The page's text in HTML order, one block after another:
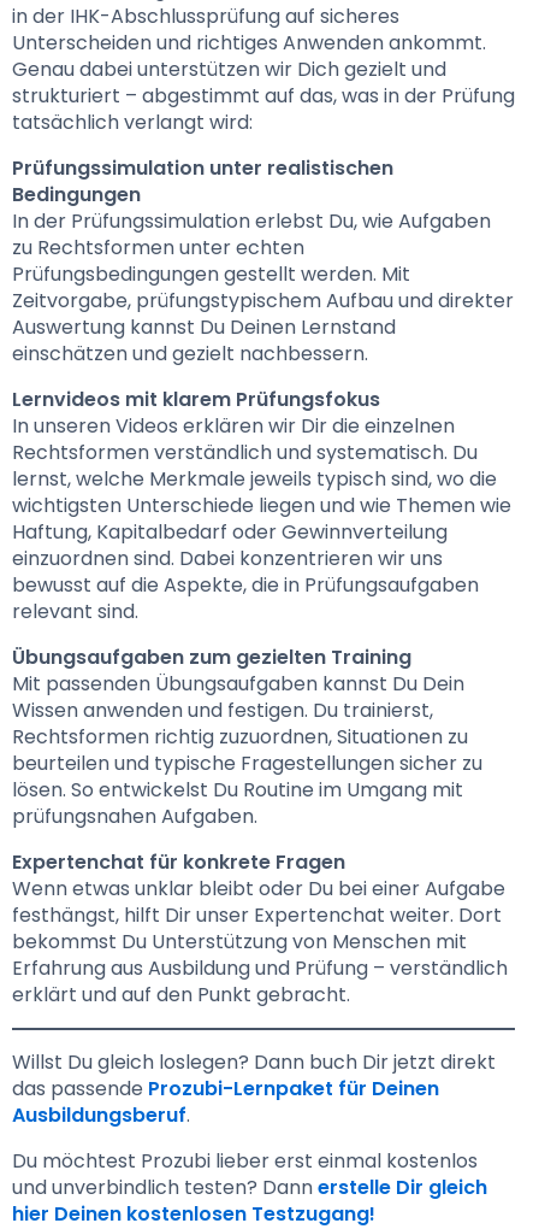
in der IHK-Abschlussprüfung auf sicheres
Unterscheiden und richtiges Anwenden ankommt.
Genau dabei unterstützen wir Dich gezielt und
strukturiert – abgestimmt auf das, was in der Prüfung
tatsächlich verlangt wird:
Prüfungssimulation unter realistischen
Bedingungen
In der Prüfungssimulation erlebst Du, wie Aufgaben
zu Rechtsformen unter echten
Prüfungsbedingungen gestellt werden. Mit
Zeitvorgabe, prüfungstypischem Aufbau und direkter
Auswertung kannst Du Deinen Lernstand
einschätzen und gezielt nachbessern.
Lernvideos mit klarem Prüfungsfokus
In unseren Videos erklären wir Dir die einzelnen
Rechtsformen verständlich und systematisch. Du
lernst, welche Merkmale jeweils typisch sind, wo die
wichtigsten Unterschiede liegen und wie Themen wie
Haftung, Kapitalbedarf oder Gewinnverteilung
einzuordnen sind. Dabei konzentrieren wir uns
bewusst auf die Aspekte, die in Prüfungsaufgaben
relevant sind.
Übungsaufgaben zum gezielten Training
Mit passenden Übungsaufgaben kannst Du Dein
Wissen anwenden und festigen. Du trainierst,
Rechtsformen richtig zuzuordnen, Situationen zu
beurteilen und typische Fragestellungen sicher zu
lösen. So entwickelst Du Routine im Umgang mit
prüfungsnahen Aufgaben.
Expertenchat für konkrete Fragen
Wenn etwas unklar bleibt oder Du bei einer Aufgabe
festhängst, hilft Dir unser Expertenchat weiter. Dort
bekommst Du Unterstützung von Menschen mit
Erfahrung aus Ausbildung und Prüfung – verständlich
erklärt und auf den Punkt gebracht.
Willst Du gleich loslegen? Dann buch Dir jetzt direkt
das passende Prozubi-Lernpaket für Deinen
Ausbildungsberuf.
Du möchtest Prozubi lieber erst einmal kostenlos
und unverbindlich testen? Dann erstelle Dir gleich
hier Deinen kostenlosen Testzugang!